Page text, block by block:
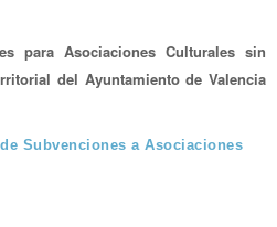
para Asociaciones Culturales sin
del Ayuntamiento de Valencia
Subvenciones a Asociaciones